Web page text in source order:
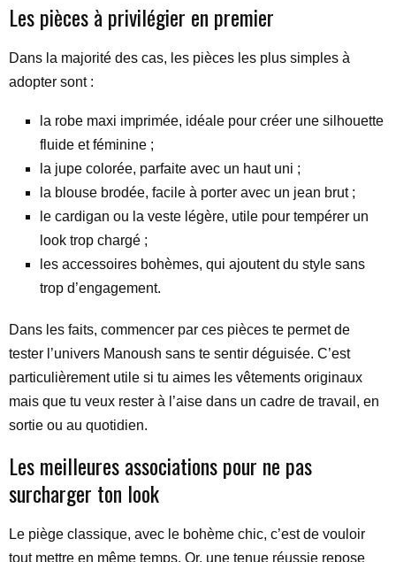
Les pièces à privilégier en premier
Dans la majorité des cas, les pièces les plus simples à
adopter sont :
la robe maxi imprimée, idéale pour créer une silhouette
fluide et féminine ;
la jupe colorée, parfaite avec un haut uni ;
la blouse brodée, facile à porter avec un jean brut ;
le cardigan ou la veste légère, utile pour tempérer un
look trop chargé ;
les accessoires bohèmes, qui ajoutent du style sans
trop d’engagement.
Dans les faits, commencer par ces pièces te permet de
tester l’univers Manoush sans te sentir déguisée. C’est
particulièrement utile si tu aimes les vêtements originaux
mais que tu veux rester à l’aise dans un cadre de travail, en
sortie ou au quotidien.
Les meilleures associations pour ne pas
surcharger ton look
Le piège classique, avec le bohème chic, c’est de vouloir
tout mettre en même temps. Or, une tenue réussie repose